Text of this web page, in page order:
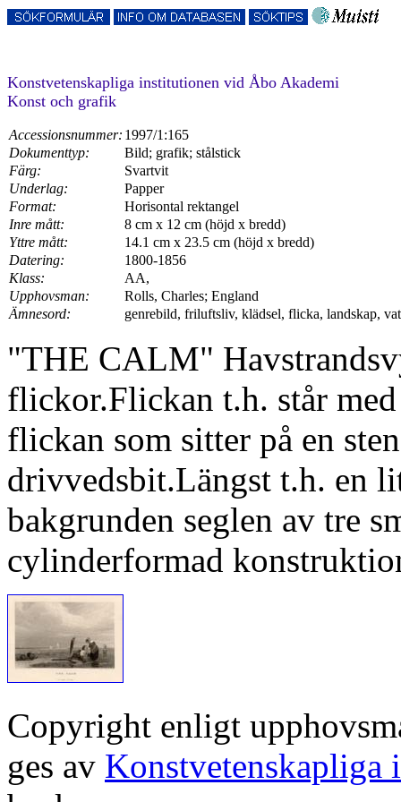
Konstvetenskapliga institutionen vid Åbo Akademi
Konst och grafik
Accessionsnummer: 1997/1:165
Dokumenttyp:
Bild; grafik; stålstick
Färg:
Svartvit
Underlag:
Papper
Format:
Horisontal rektangel
Inre mått:
8 cm x 12 cm (höjd x bredd)
Yttre mått:
14.1 cm x 23.5 cm (höjd x bredd)
Datering:
1800-1856
Klass:
AA,
Upphovsman:
Rolls, Charles; England
Ämnesord:
genrebild, friluftsliv, klädsel, flicka, landskap,
"THE CALM"
flickor.Flickan t.h. står
flickan som sitter på en
drivvedsbit.Längst t.h. en
bakgrunden seglen av tre
cylinderformad
Copyright enligt
ges av Konstvetenskapliga